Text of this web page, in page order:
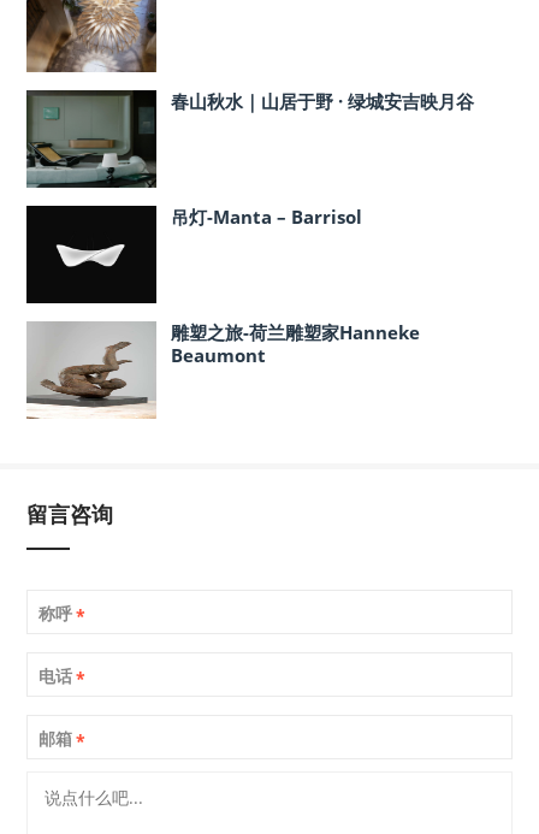
春山秋水｜山居于野 · 绿城安吉映月谷
吊灯-Manta – Barrisol
雕塑之旅-荷兰雕塑家Hanneke
Beaumont
留言咨询
称呼*
电话*
邮箱*